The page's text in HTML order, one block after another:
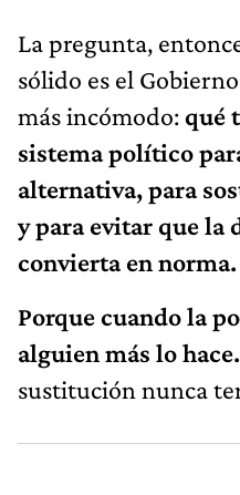
La pregunta,
sólido es el
más incómodo: qué
sistema político
alternativa, para
y para evitar que la
convierta en norma.
Porque cuando la
alguien más lo hace.
sustitución nunca